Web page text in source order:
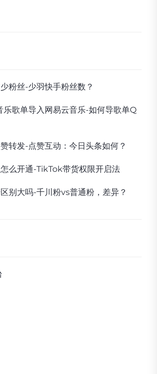
粉丝-少羽快手粉丝数？
歌单导入网易云音乐-如何导歌单Q
转发-点赞互动：今日头条如何？
么开通-TikTok带货权限开启法
别大吗-千川粉vs普通粉，差异？